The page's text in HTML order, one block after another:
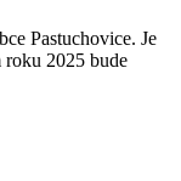
Pastuchovice. Je
roku 2025 bude